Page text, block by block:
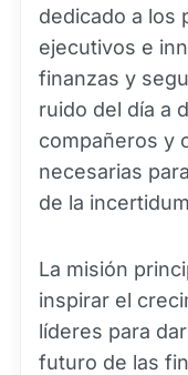
dedicado a los
ejecutivos e
finanzas y
ruido del día a
compañeros y
necesarias
de la
La misión
inspirar el
líderes para
futuro de las